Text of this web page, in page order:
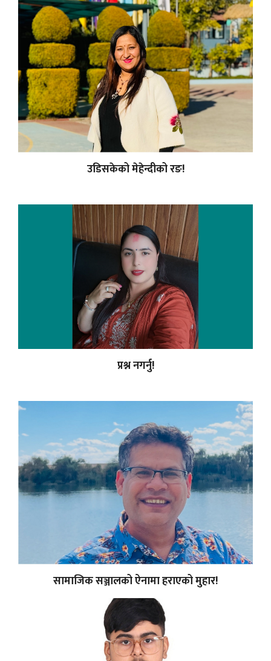
उडिसकेको मेहेन्दीको रङ!
प्रश्न नगर्नु!
सामाजिक सञ्जालको ऐनामा हराएको मुहार!